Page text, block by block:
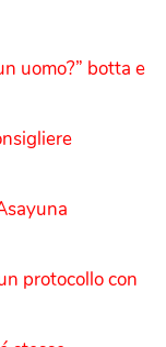
uomo?” botta e
protocollo con